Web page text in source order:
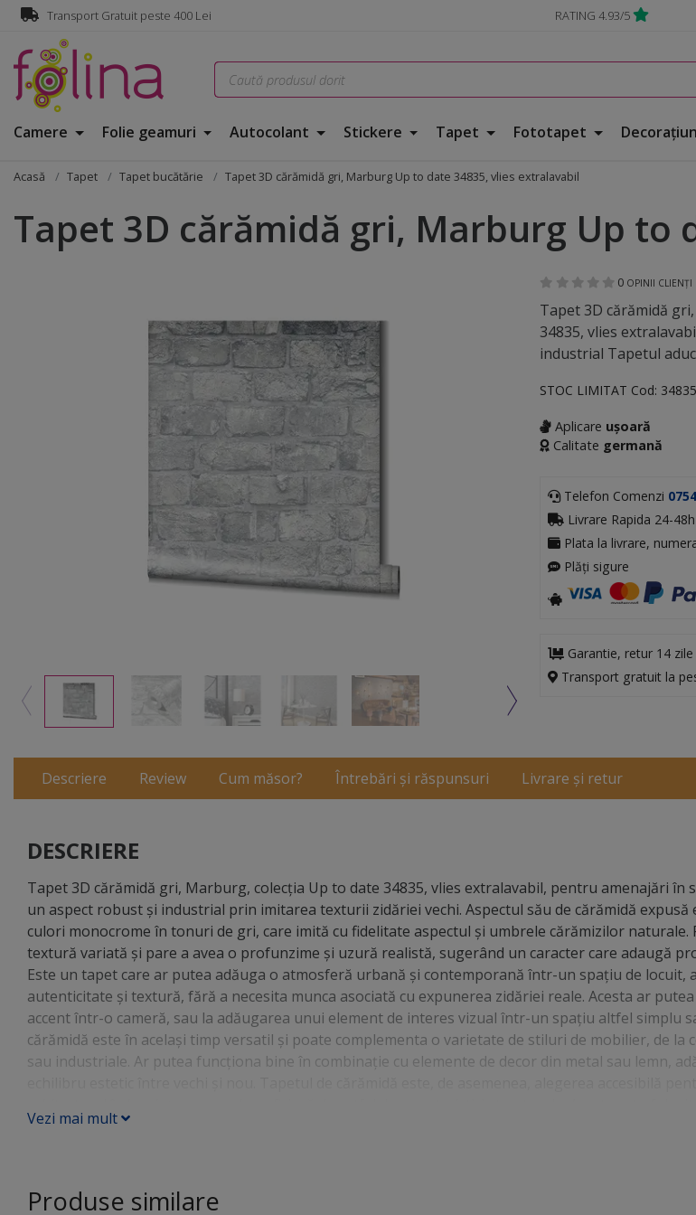
Transport Gratuit peste 400 Lei RATING 4.93/5
Camere Folie geamuri Autocolant Stickere Tapet Fototapet
Acasă Tapet Tapet bucătărie Tapet 3D cărămidă gri, Marburg Up to date 34835, vlies extralavabil
Tapet 3D cărămidă gri, Marburg Up to
0 OPINII CLIENȚI
Tapet 3D cărămidă
34835, vlies
industrial Tapetul
STOC LIMITAT Cod: 34835
Aplicare ușoară
Calitate germană
Telefon Comenzi
Livrare Rapida 24-48h
Plata la livrare,
Plăți sigure
Garantie, retur 14 zile
Transport gratuit la
Descriere Review Cum măsor? Întrebări și răspunsuri Livrare și retur
DESCRIERE
Tapet 3D cărămidă gri, Marburg, colecţia Up to date 34835, vlies extralavabil, pentru amenajări în
un aspect robust și industrial prin imitarea texturii zidăriei vechi. Aspectul său de cărămidă expusă
culori monocrome în tonuri de gri, care imită cu fidelitate aspectul și umbrele cărămizilor naturale.
textură variată și pare a avea o profunzime și uzură realistă, sugerând un caracter care adaugă
Este un tapet care ar putea adăuga o atmosferă urbană și contemporană într-un spațiu de locuit,
autenticitate și textură, fără a necesita munca asociată cu expunerea zidăriei reale. Acesta ar
accent într-o cameră, sau la adăugarea unui element de interes vizual într-un spațiu altfel simplu
cărămidă este în același timp versatil și poate complementa o varietate de stiluri de mobilier, de la
sau industriale. Ar putea funcționa bine în combinație cu elemente de decor din metal sau lemn,
profunzime și interes în spații cum ar fi livinguri, bucătării, cafenele, sau chiar în spații comerciale
Vezi mai mult
Produse similare